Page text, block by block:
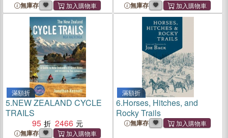
無庫存 無庫存
滿額折
5.NEW ZEALAND CYCLE
TRAILS
95
2466
無庫存
滿額折
6.Horses, Hitches, and
Rocky Trails
無庫存